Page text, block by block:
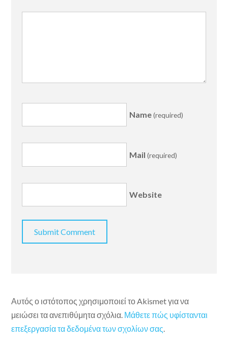
Name(required)
Mail (required)
Website
Αυτός ο ιστότοπος χρησιμοποιεί το Akismet για να
μειώσει τα ανεπιθύμητα σχόλια. Μάθετε πώς υφίστανται
επεξεργασία τα δεδομένα των σχολίων σας.